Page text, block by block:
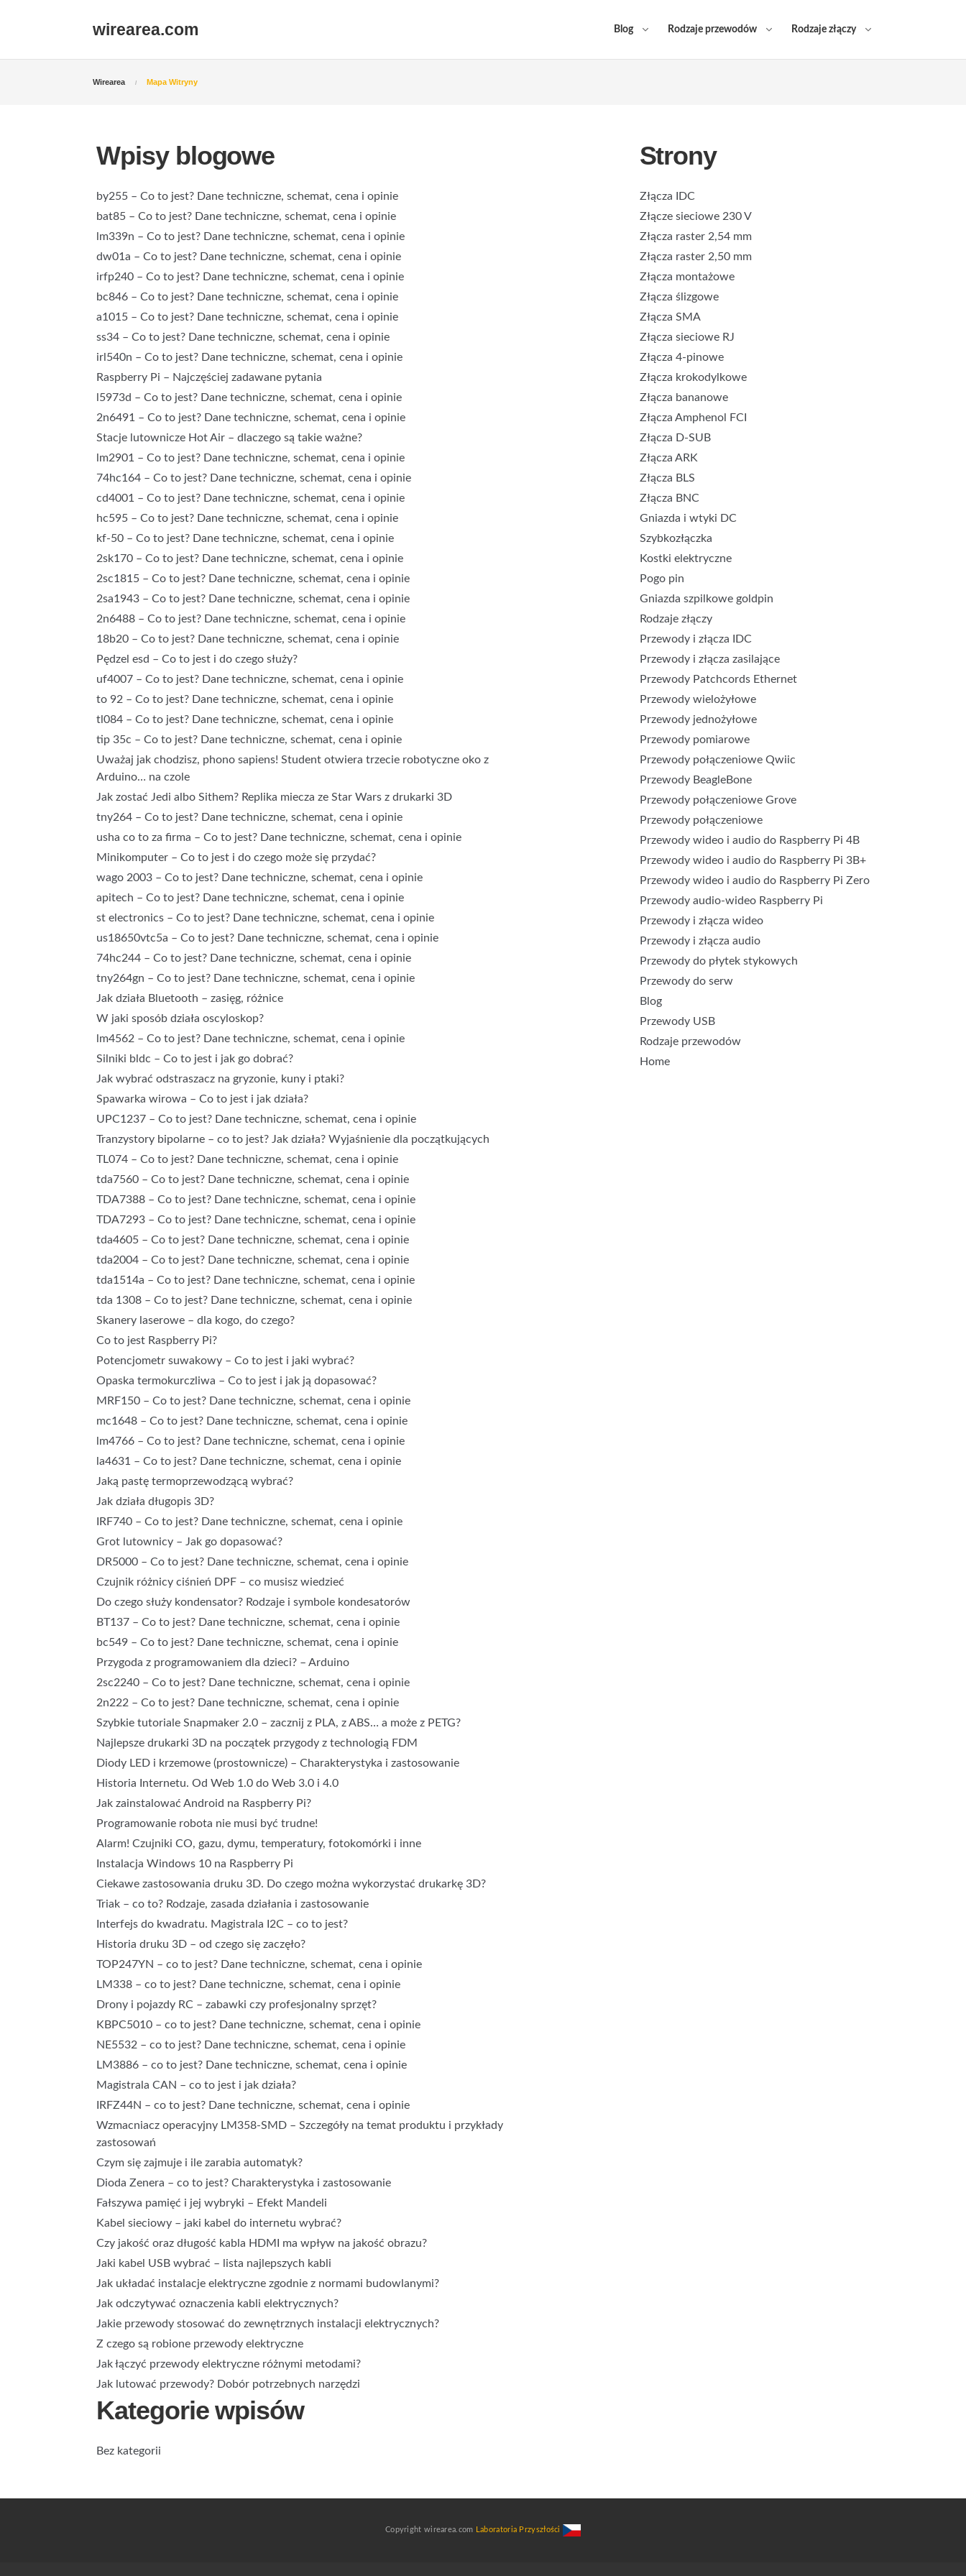
wirearea.com Blog Rodzaje przewodów Rodzaje złączy
Wirearea Mapa Witryny
Wpisy blogowe
by255 – Co to jest? Dane techniczne, schemat, cena i opinie
bat85 – Co to jest? Dane techniczne, schemat, cena i opinie
lm339n – Co to jest? Dane techniczne, schemat, cena i opinie
dw01a – Co to jest? Dane techniczne, schemat, cena i opinie
irfp240 – Co to jest? Dane techniczne, schemat, cena i opinie
bc846 – Co to jest? Dane techniczne, schemat, cena i opinie
a1015 – Co to jest? Dane techniczne, schemat, cena i opinie
ss34 – Co to jest? Dane techniczne, schemat, cena i opinie
irl540n – Co to jest? Dane techniczne, schemat, cena i opinie
Raspberry Pi – Najczęściej zadawane pytania
l5973d – Co to jest? Dane techniczne, schemat, cena i opinie
2n6491 – Co to jest? Dane techniczne, schemat, cena i opinie
Stacje lutownicze Hot Air – dlaczego są takie ważne?
lm2901 – Co to jest? Dane techniczne, schemat, cena i opinie
74hc164 – Co to jest? Dane techniczne, schemat, cena i opinie
cd4001 – Co to jest? Dane techniczne, schemat, cena i opinie
hc595 – Co to jest? Dane techniczne, schemat, cena i opinie
kf-50 – Co to jest? Dane techniczne, schemat, cena i opinie
2sk170 – Co to jest? Dane techniczne, schemat, cena i opinie
2sc1815 – Co to jest? Dane techniczne, schemat, cena i opinie
2sa1943 – Co to jest? Dane techniczne, schemat, cena i opinie
2n6488 – Co to jest? Dane techniczne, schemat, cena i opinie
18b20 – Co to jest? Dane techniczne, schemat, cena i opinie
Pędzel esd – Co to jest i do czego służy?
uf4007 – Co to jest? Dane techniczne, schemat, cena i opinie
to 92 – Co to jest? Dane techniczne, schemat, cena i opinie
tl084 – Co to jest? Dane techniczne, schemat, cena i opinie
tip 35c – Co to jest? Dane techniczne, schemat, cena i opinie
Uważaj jak chodzisz, phono sapiens! Student otwiera trzecie robotyczne oko z
Arduino… na czole
Jak zostać Jedi albo Sithem? Replika miecza ze Star Wars z drukarki 3D
tny264 – Co to jest? Dane techniczne, schemat, cena i opinie
usha co to za firma – Co to jest? Dane techniczne, schemat, cena i opinie
Minikomputer – Co to jest i do czego może się przydać?
wago 2003 – Co to jest? Dane techniczne, schemat, cena i opinie
apitech – Co to jest? Dane techniczne, schemat, cena i opinie
st electronics – Co to jest? Dane techniczne, schemat, cena i opinie
us18650vtc5a – Co to jest? Dane techniczne, schemat, cena i opinie
74hc244 – Co to jest? Dane techniczne, schemat, cena i opinie
tny264gn – Co to jest? Dane techniczne, schemat, cena i opinie
Jak działa Bluetooth – zasięg, różnice
W jaki sposób działa oscyloskop?
lm4562 – Co to jest? Dane techniczne, schemat, cena i opinie
Silniki bldc – Co to jest i jak go dobrać?
Jak wybrać odstraszacz na gryzonie, kuny i ptaki?
Spawarka wirowa – Co to jest i jak działa?
UPC1237 – Co to jest? Dane techniczne, schemat, cena i opinie
Tranzystory bipolarne – co to jest? Jak działa? Wyjaśnienie dla początkujących
TL074 – Co to jest? Dane techniczne, schemat, cena i opinie
tda7560 – Co to jest? Dane techniczne, schemat, cena i opinie
TDA7388 – Co to jest? Dane techniczne, schemat, cena i opinie
TDA7293 – Co to jest? Dane techniczne, schemat, cena i opinie
tda4605 – Co to jest? Dane techniczne, schemat, cena i opinie
tda2004 – Co to jest? Dane techniczne, schemat, cena i opinie
tda1514a – Co to jest? Dane techniczne, schemat, cena i opinie
tda 1308 – Co to jest? Dane techniczne, schemat, cena i opinie
Skanery laserowe – dla kogo, do czego?
Co to jest Raspberry Pi?
Potencjometr suwakowy – Co to jest i jaki wybrać?
Opaska termokurczliwa – Co to jest i jak ją dopasować?
MRF150 – Co to jest? Dane techniczne, schemat, cena i opinie
mc1648 – Co to jest? Dane techniczne, schemat, cena i opinie
lm4766 – Co to jest? Dane techniczne, schemat, cena i opinie
la4631 – Co to jest? Dane techniczne, schemat, cena i opinie
Jaką pastę termoprzewodzącą wybrać?
Jak działa długopis 3D?
IRF740 – Co to jest? Dane techniczne, schemat, cena i opinie
Grot lutownicy – Jak go dopasować?
DR5000 – Co to jest? Dane techniczne, schemat, cena i opinie
Czujnik różnicy ciśnień DPF – co musisz wiedzieć
Do czego służy kondensator? Rodzaje i symbole kondesatorów
BT137 – Co to jest? Dane techniczne, schemat, cena i opinie
bc549 – Co to jest? Dane techniczne, schemat, cena i opinie
Przygoda z programowaniem dla dzieci? – Arduino
2sc2240 – Co to jest? Dane techniczne, schemat, cena i opinie
2n222 – Co to jest? Dane techniczne, schemat, cena i opinie
Szybkie tutoriale Snapmaker 2.0 – zacznij z PLA, z ABS… a może z PETG?
Najlepsze drukarki 3D na początek przygody z technologią FDM
Diody LED i krzemowe (prostownicze) – Charakterystyka i zastosowanie
Historia Internetu. Od Web 1.0 do Web 3.0 i 4.0
Jak zainstalować Android na Raspberry Pi?
Programowanie robota nie musi być trudne!
Alarm! Czujniki CO, gazu, dymu, temperatury, fotokomórki i inne
Instalacja Windows 10 na Raspberry Pi
Ciekawe zastosowania druku 3D. Do czego można wykorzystać drukarkę 3D?
Triak – co to? Rodzaje, zasada działania i zastosowanie
Interfejs do kwadratu. Magistrala I2C – co to jest?
Historia druku 3D – od czego się zaczęło?
TOP247YN – co to jest? Dane techniczne, schemat, cena i opinie
LM338 – co to jest? Dane techniczne, schemat, cena i opinie
Drony i pojazdy RC – zabawki czy profesjonalny sprzęt?
KBPC5010 – co to jest? Dane techniczne, schemat, cena i opinie
NE5532 – co to jest? Dane techniczne, schemat, cena i opinie
LM3886 – co to jest? Dane techniczne, schemat, cena i opinie
Magistrala CAN – co to jest i jak działa?
IRFZ44N – co to jest? Dane techniczne, schemat, cena i opinie
Wzmacniacz operacyjny LM358-SMD – Szczegóły na temat produktu i przykłady
zastosowań
Czym się zajmuje i ile zarabia automatyk?
Dioda Zenera – co to jest? Charakterystyka i zastosowanie
Fałszywa pamięć i jej wybryki – Efekt Mandeli
Kabel sieciowy – jaki kabel do internetu wybrać?
Czy jakość oraz długość kabla HDMI ma wpływ na jakość obrazu?
Jaki kabel USB wybrać – lista najlepszych kabli
Jak układać instalacje elektryczne zgodnie z normami budowlanymi?
Jak odczytywać oznaczenia kabli elektrycznych?
Jakie przewody stosować do zewnętrznych instalacji elektrycznych?
Z czego są robione przewody elektryczne
Jak łączyć przewody elektryczne różnymi metodami?
Jak lutować przewody? Dobór potrzebnych narzędzi
Strony
Złącza IDC
Złącze sieciowe 230 V
Złącza raster 2,54 mm
Złącza raster 2,50 mm
Złącza montażowe
Złącza ślizgowe
Złącza SMA
Złącza sieciowe RJ
Złącza 4-pinowe
Złącza krokodylkowe
Złącza bananowe
Złącza Amphenol FCI
Złącza D-SUB
Złącza ARK
Złącza BLS
Złącza BNC
Gniazda i wtyki DC
Szybkozłączka
Kostki elektryczne
Pogo pin
Gniazda szpilkowe goldpin
Rodzaje złączy
Przewody i złącza IDC
Przewody i złącza zasilające
Przewody Patchcords Ethernet
Przewody wielożyłowe
Przewody jednożyłowe
Przewody pomiarowe
Przewody połączeniowe Qwiic
Przewody BeagleBone
Przewody połączeniowe Grove
Przewody połączeniowe
Przewody wideo i audio do Raspberry Pi 4B
Przewody wideo i audio do Raspberry Pi 3B+
Przewody wideo i audio do Raspberry Pi Zero
Przewody audio-wideo Raspberry Pi
Przewody i złącza wideo
Przewody i złącza audio
Przewody do płytek stykowych
Przewody do serw
Blog
Przewody USB
Rodzaje przewodów
Home
Kategorie wpisów
Bez kategorii
Copyright wirearea.com Laboratoria Przyszłości